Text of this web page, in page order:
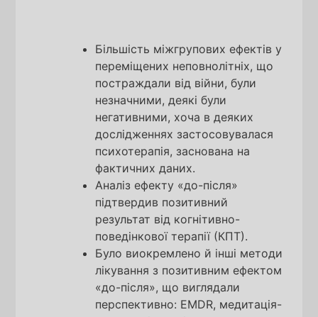
Більшість міжгрупових ефектів у
переміщених неповнолітніх, що
постраждали від війни, були
незначними, деякі були
негативними, хоча в деяких
дослідженнях застосовувалася
психотерапія, заснована на
фактичних даних.
Аналіз ефекту «до-після»
підтвердив позитивний
результат від когнітивно-
поведінкової терапії (КПТ).
Було виокремлено й інші методи
лікування з позитивним ефектом
«до-після», що виглядали
перспективно: EMDR, медитація-